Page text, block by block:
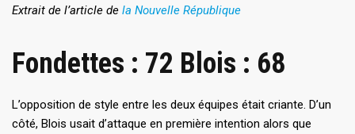
Extrait de l’article de la Nouvelle République
Fondettes : 72 Blois : 68
L’opposition de style entre les deux équipes était criante. D’un
côté, Blois usait d’attaque en première intention alors que